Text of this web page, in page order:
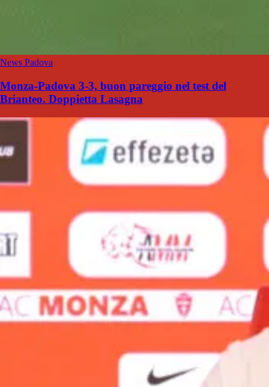
News Padova
Monza-Padova 3-3, buon pareggio nel test del
Brianteo. Doppietta Lasagna